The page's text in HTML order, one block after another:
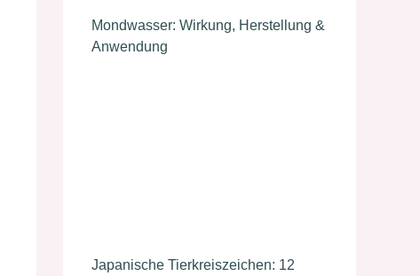
Mondwasser: Wirkung, Herstellung &
Anwendung
Japanische Tierkreiszeichen: 12